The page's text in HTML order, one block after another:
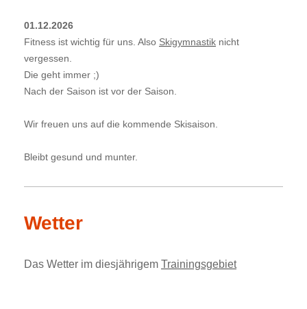
01.12.2026
Fitness ist wichtig für uns. Also Skigymnastik nicht
vergessen.
Die geht immer ;)
Nach der Saison ist vor der Saison.
Wir freuen uns auf die kommende Skisaison.
Bleibt gesund und munter.
Wetter
Das Wetter im diesjährigem Trainingsgebiet